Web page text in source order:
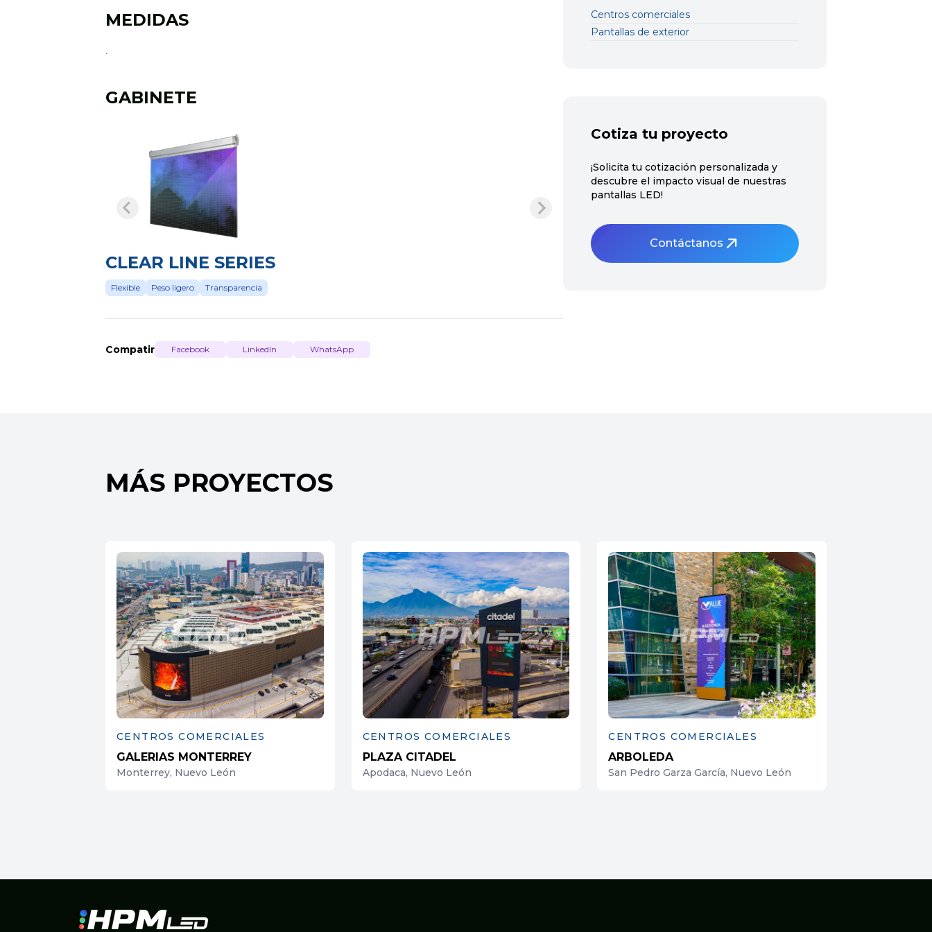
MEDIDAS
.
GABINETE
CLEAR LINE SERIES
Flexible Peso ligero Transparencia
Compatir Facebook LinkedIn WhatsApp
Centros comerciales
Pantallas de exterior
Cotiza tu proyecto
¡Solicita tu cotización personalizada y
descubre el impacto visual de nuestras
pantallas LED!
Contáctanos
MÁS PROYECTOS
CENTROS COMERCIALES
GALERIAS MONTERREY
Monterrey, Nuevo León
CENTROS COMERCIALES
PLAZA CITADEL
Apodaca, Nuevo León
CENTROS COMERCIALES
ARBOLEDA
San Pedro Garza García, Nuevo León